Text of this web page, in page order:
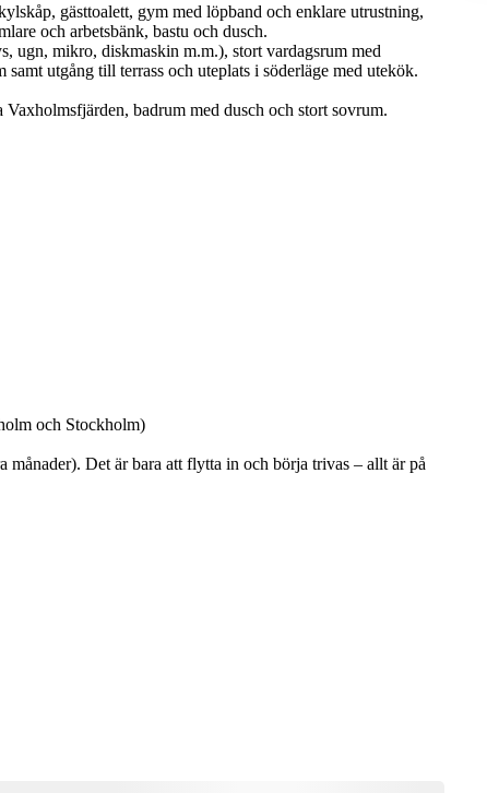
gästtoalett, gym med löpband och enklare utrustning,
och arbetsbänk, bastu och dusch.
mikro, diskmaskin m.m.), stort vardagsrum med
utgång till terrass och uteplats i söderläge med utekök.
badrum med dusch och stort sovrum.
och Stockholm)
Det är bara att flytta in och börja trivas – allt är på